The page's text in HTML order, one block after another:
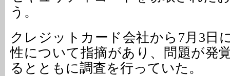
う。
クレジットカード会社から7月3日
性について指摘があり、問題が発
るとともに調査を行っていた。